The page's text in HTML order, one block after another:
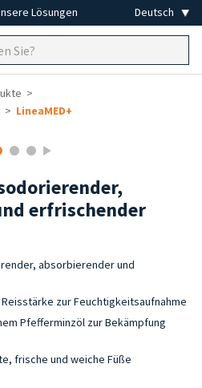
Lösungen
LineaMED+
erfrischender
absorbierender und
zur Feuchtigkeitsaufnahme
Pfefferminzöl zur Bekämpfung
frische und weiche Füße